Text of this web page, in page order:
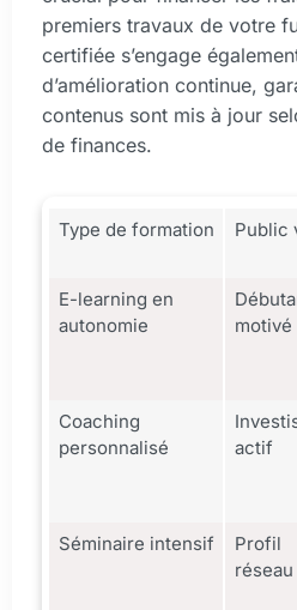
premiers travaux de votre
certifiée s’engage
d’amélioration continue,
contenus sont mis à jour
de finances.
Type de formation Public
E-learning en
autonomie
motivé
Coaching
personnalisé
actif
Séminaire intensif
Profil
réseau